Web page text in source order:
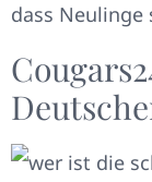
dass